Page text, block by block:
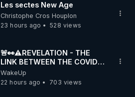
Les sectes New Age
Christophe Cros Houplon
23 hours ago
528 views
🚨👀⚠️REVELATION - THE
LINK BETWEEN THE COVID
VACCINE AND CANCER -LIEN
VACCIN COVID ET CANCER
WakeUp
22 hours ago
703 views